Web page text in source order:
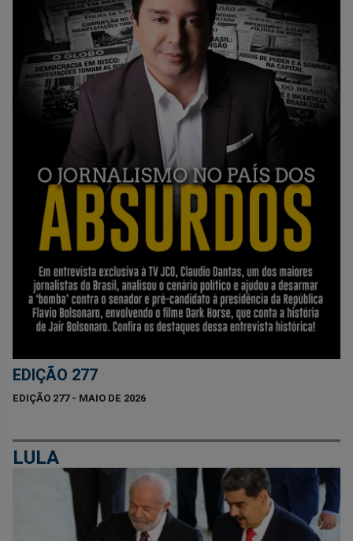
EDIÇÃO 277
EDIÇÃO 277 - MAIO DE 2026
LULA